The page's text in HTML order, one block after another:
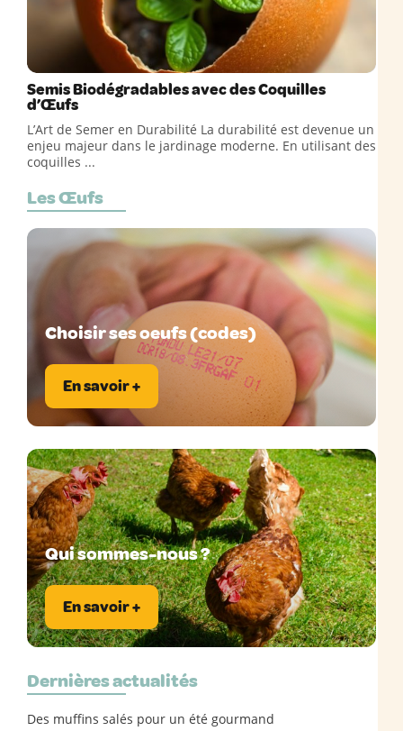
Semis Biodégradables avec des Coquilles
d’Œufs
L’Art de Semer en Durabilité La durabilité est devenue un
enjeu majeur dans le jardinage moderne. En utilisant des
coquilles ...
Les Œufs
Choisir ses oeufs (codes)
En savoir +
Qui sommes-nous ?
En savoir +
Dernières actualités
Des muffins salés pour un été gourmand